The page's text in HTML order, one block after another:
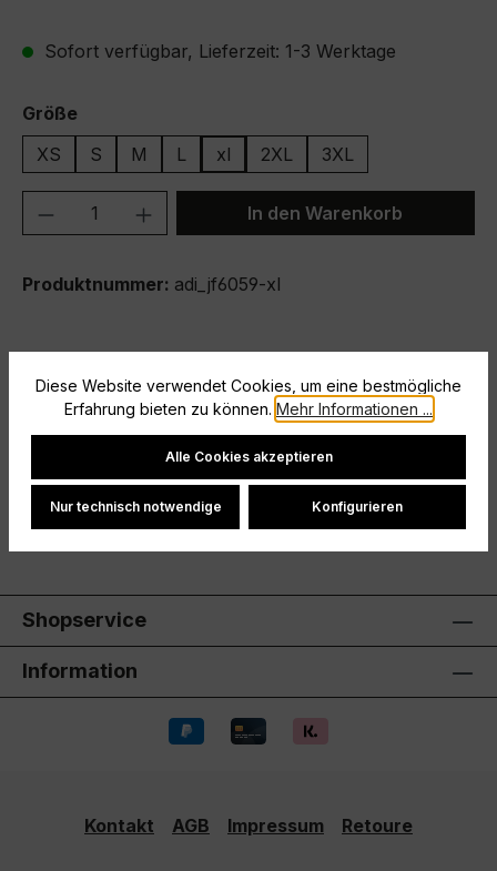
Sofort verfügbar, Lieferzeit: 1-3 Werktage
Größeauswählen
XS
S M L xl 2XL 3XL
Produkt Anzahl: Gib denIn den Warenkorb
Produktnummer: adi_jf6059-xl
Beschreibung
Größe: XL
Bewertungen
Shopservice
Information
Kontakt AGB Impressum Retoure
Diese Website verwendet Cookies, um eine bestmögliche
Erfahrung bieten zu können. Mehr Informationen ...
Cookie-Einstellungen
Alle Cookies akzeptieren
Nur technisch notwendige Konfigurieren